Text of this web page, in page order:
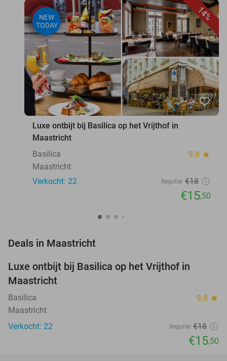
14%
NEW
TODAY
favorite_border
Luxe ontbijt bij Basilica op het Vrijthof in
Maastricht
Basilica
9.8 star
Maastricht
Verkocht: 22
Regulier €18
€15,50
Deals in Maastricht
TODAY
Luxe ontbijt bij Basilica op het Vrijthof in
Maastricht
Basilica 9.8 star
Maastricht
Verkocht: 22
Regulier €18
€15,50